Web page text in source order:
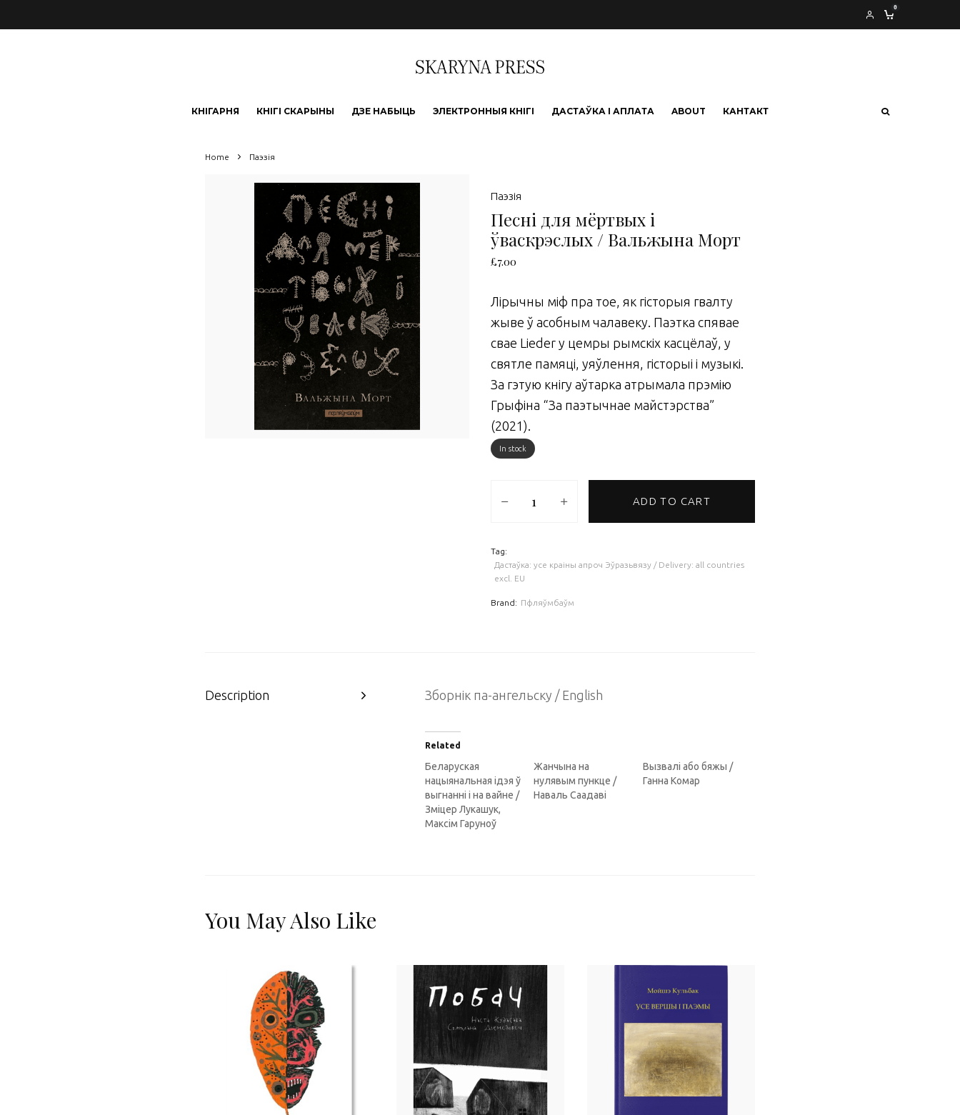
0
КНІГАРНЯ КНІГІ СКАРЫНЫ ДЗЕ НАБЫЦЬ ЭЛЕКТРОННЫЯ КНІГІ ДАСТАЎКА І АПЛАТА ABOUT КАНТАКТ
Home Паэзія
Паэзія
Песні для мёртвых і
ўваскрэслых / Вальжына Морт
£7.00
Лірычны міф пра тое, як гісторыя гвалту
жыве ў асобным чалавеку. Паэтка спявае
свае Lieder у цемры рымскіх касцёлаў, у
святле памяці, уяўлення, гісторыі і музыкі.
За гэтую кнігу аўтарка атрымала прэмію
Грыфіна “За паэтычнае майстэрства”
(2021).
In stock
Песні для мёртвых і ўваскрэслых / Вальжына Морт quantity
ADD TO CART
Tag:
Дастаўка: усе краіны апроч Эўразьвязу / Delivery: all countries
excl. EU
Brand: Пфляўмбаўм
Description Зборнік па-ангельску / English
Related
Беларуская
нацыянальная ідэя ў
выгнанні і на вайне /
Зміцер Лукашук,
Максім Гаруноў
Жанчына на
нулявым пункце /
Наваль Саадаві
Вызвалі або бяжы /
Ганна Комар
You May Also Like